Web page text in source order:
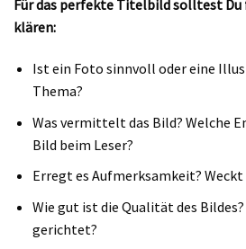
Für das perfekte Titelbild solltest Du
klären:
Ist ein Foto sinnvoll oder eine
Thema?
Was vermittelt das Bild? Welche
Bild beim Leser?
Erregt es Aufmerksamkeit? Weckt
Wie gut ist die Qualität des
gerichtet?